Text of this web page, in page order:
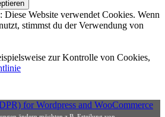
Diese Website verwendet Cookies. Wenn
stimmst du der Verwendung von
zur Kontrolle von Cookies,